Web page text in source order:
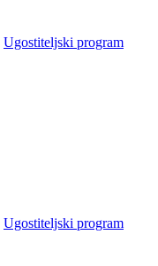
Ugostiteljski program
Ugostiteljski program